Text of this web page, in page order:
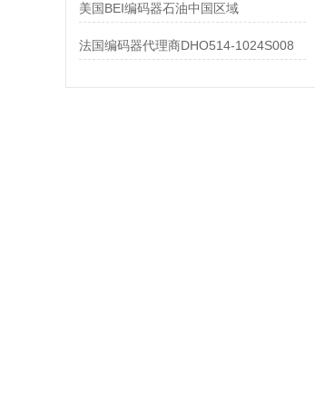
美国BEI编码器石油中国区域
法国编码器代理商DHO514-1024S008